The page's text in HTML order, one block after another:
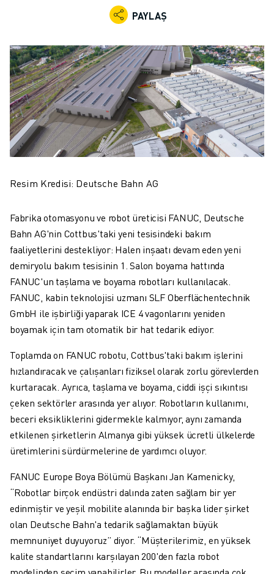
ROBOT YELPAZESI
ROBOT KONTROLÖRLERI
ROBOT AKSESUARLARI
ROBOT YAZILIMI
SIMÜLASYON YAZILIMI
EĞITIM AMAÇLI ROBOTIK ÜRÜNLERI
ROBOT OTOMASYONU
ARK KAYNAK ROBOTLARI
ARC MATE SERISI
DELTA ROBOTLAR
GIDA VE TEMIZ ODA ROBOTLARI
BOYA ROBOTLARI
PALETLEME ROBOTLARI
SCARA ROBOTLARI
KOMPAKT CNC İŞLEME MERKEZLERI
ROBODRILL BULUCU
ROBODRILL KOMPAKT DIK İŞLEME MERKEZLERI
ROBODRILL YAZILIMI
ROBODRILL ÖNLEYICI BAKIM
ROBODRILL SÜRDÜRÜLEBILIRLIK
ROBODRILL ROBOT PAKETI
ROBODRILL EĞITIM PAKETI
ELEKTRIKLI PLASTIK ENJEKSIYON MAKINELERI
ROBOSHOT ELEKTRIKLI PLASTIK ENJEKSIYON MAKINELERI
ROBOSHOT DONANIM
ROBOSHOT YAZILIM
ROBOSHOT SÜRDÜRÜLEBİLİRLİK
ROBOSHOT ROBOT PAKETI
ROBOSHOT ÖNLEYICI BAKIM
ROBOSHOT TOPLAM SAHIP OLMA MALIYETI
PAYLAŞ
Resim Kredisi: Deutsche Bahn AG
Fabrika otomasyonu ve robot üreticisi FANUC, Deutsche
Bahn AG'nin Cottbus'taki yeni tesisindeki bakım
faaliyetlerini destekliyor: Halen inşaatı devam eden yeni
demiryolu bakım tesisinin 1. Salon boyama hattında
FANUC'un taşlama ve boyama robotları kullanılacak.
FANUC, kabin teknolojisi uzmanı SLF Oberflächentechnik
GmbH ile işbirliği yaparak ICE 4 vagonlarını yeniden
boyamak için tam otomatik bir hat tedarik ediyor.
Toplamda on FANUC robotu, Cottbus'taki bakım işlerini
hızlandıracak ve çalışanları fiziksel olarak zorlu görevlerden
kurtaracak. Ayrıca, taşlama ve boyama, ciddi işçi sıkıntısı
çeken sektörler arasında yer alıyor. Robotların kullanımı,
beceri eksikliklerini gidermekle kalmıyor, aynı zamanda
etkilenen şirketlerin Almanya gibi yüksek ücretli ülkelerde
üretimlerini sürdürmelerine de yardımcı oluyor.
FANUC Europe Boya Bölümü Başkanı Jan Kamenicky,
“Robotlar birçok endüstri dalında zaten sağlam bir yer
edinmiştir ve yeşil mobilite alanında bir başka lider şirket
olan Deutsche Bahn'a tedarik sağlamaktan büyük
memnuniyet duyuyoruz” diyor. “Müşterilerimiz, en yüksek
kalite standartlarını karşılayan 200'den fazla robot